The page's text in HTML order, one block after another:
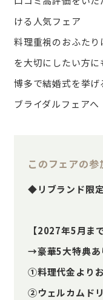
ける人気フェア
料理重視のおふた
を大切にしたい方
博多で結婚式を挙
ブライダルフェアへ
このフェアの参
◆リブランド限
【2027年5月ま
→豪華5大特典あ
①料理代金より
②ウェルカムド